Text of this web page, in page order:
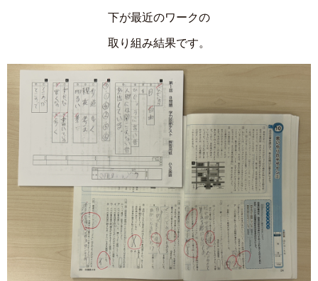
下が最近のワークの
取り組み結果です。